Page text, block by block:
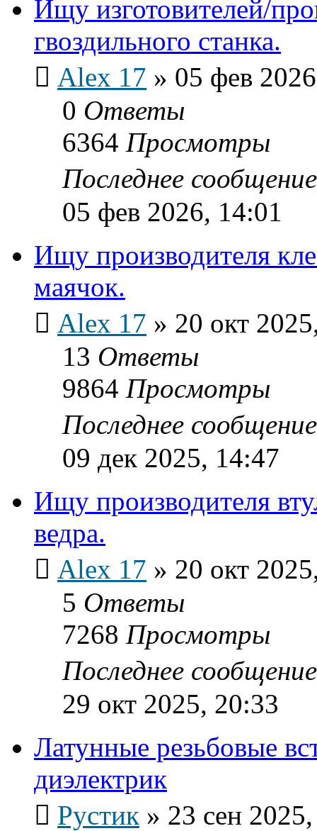
Ищу изготовителей/
гвоздильного станка.
Alex 17 » 05 фев
0 Ответы
6364 Просмотры
Последнее
05 фев 2026, 14:01
Ищу производителя
маячок.
Alex 17 » 20 окт
13 Ответы
9864 Просмотры
Последнее
09 дек 2025, 14:47
Ищу производителя
ведра.
Alex 17 » 20 окт
5 Ответы
7268 Просмотры
Последнее
29 окт 2025, 20:33
Латунные резьбовые
диэлектрик
Рустик » 23 сен